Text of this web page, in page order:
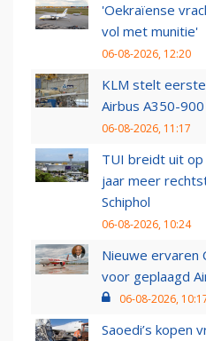
'Oekraïense
vol met munitie'
06-08-2026, 12:20
KLM stelt
Airbus A350-
06-08-2026, 11:17
TUI breidt uit op
jaar meer
Schiphol
06-08-2026, 10:24
Nieuwe ervaren
voor geplaagd
06-08-2026,
Saoedi’s kopen